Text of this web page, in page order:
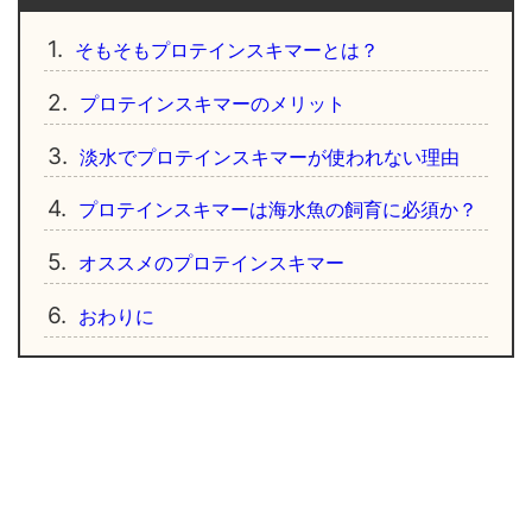
1. そもそもプロテインスキマーとは？
2. プロテインスキマーのメリット
3. 淡水でプロテインスキマーが使われない理由
4. プロテインスキマーは海水魚の飼育に必須か？
5. オススメのプロテインスキマー
6. おわりに